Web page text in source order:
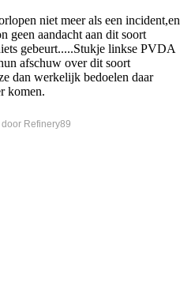
niet meer als een incident,en
geen aandacht aan dit soort
gebeurt.....Stukje linkse PVDA
afschuw over dit soort
dan werkelijk bedoelen daar
komen.
Refinery89